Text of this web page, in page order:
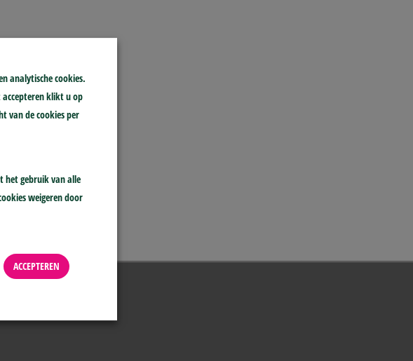
analytische cookies.
accepteren klikt u op
van de cookies per
het gebruik van alle
weigeren door
ACCEPTEREN